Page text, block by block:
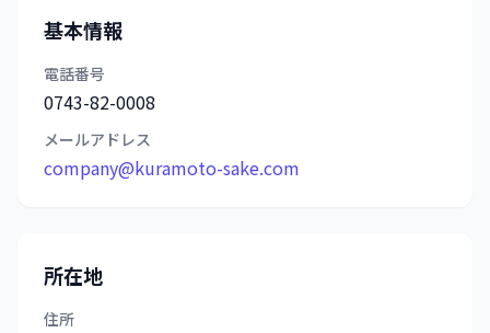
基本情報
電話番号
0743-82-0008
メールアドレス
company@kuramoto-sake.com
所在地
住所